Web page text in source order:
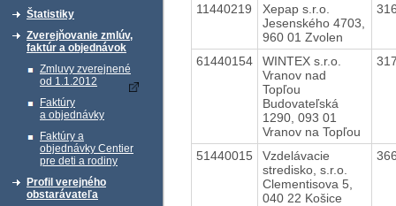
Štatistiky
Zverejňovanie zmlúv,
faktúr a objednávok
Zmluvy zverejnené
od 1.1.2012
Faktúry
a objednávky
Faktúry a
objednávky Centier
pre deti a rodiny
Profil verejného
obstarávateľa
11440219
Xepap s.r.o.
Jesenského 4703,
960 01 Zvolen
61440154
WINTEX s.r.o.
Vranov nad
Topľou
Budovateľská
1290, 093 01
Vranov na Topľou
51440015
Vzdelávacie
stredisko, s.r.o.
Clementisova 5,
040 22 Košice